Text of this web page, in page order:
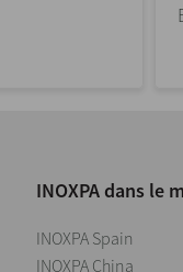
INOXPA dans le
INOXPA Spain
INOXPA China